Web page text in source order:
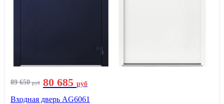
89 650руб 80 685 руб
Входная дверь AG6061